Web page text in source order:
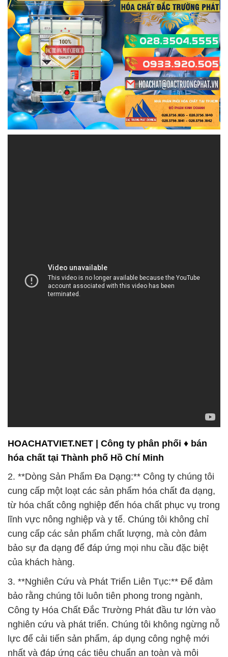
HOACHATVIET.NET | Công ty phân phối ♦ bán
hóa chất tại Thành phố Hồ Chí Minh
2. **Dòng Sản Phẩm Đa Dạng:** Công ty chúng tôi
cung cấp một loạt các sản phẩm hóa chất đa dạng,
từ hóa chất công nghiệp đến hóa chất phục vụ trong
lĩnh vực nông nghiệp và y tế. Chúng tôi không chỉ
cung cấp các sản phẩm chất lượng, mà còn đảm
bảo sự đa dạng để đáp ứng mọi nhu cầu đặc biệt
của khách hàng.
3. **Nghiên Cứu và Phát Triển Liên Tục:** Để đảm
bảo rằng chúng tôi luôn tiên phong trong ngành,
Công ty Hóa Chất Đắc Trường Phát đầu tư lớn vào
nghiên cứu và phát triển. Chúng tôi không ngừng nỗ
lực để cải tiến sản phẩm, áp dụng công nghệ mới
nhất và đáp ứng các tiêu chuẩn an toàn và môi